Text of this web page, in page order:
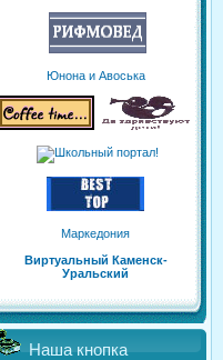
Юнона и Авоська
Маркедония
Виртуальный Каменск-
Уральский
Наша кнопка